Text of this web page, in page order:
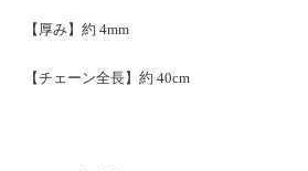
【厚み】約 4mm
【チェーン全長】約 40cm